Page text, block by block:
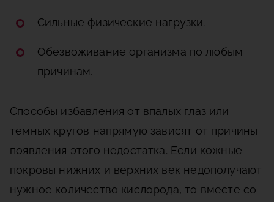
Сильные физические нагрузки.
Обезвоживание организма по любым
причинам.
Способы избавления от впалых глаз или
темных кругов напрямую зависят от причины
появления этого недостатка. Если кожные
покровы нижних и верхних век недополучают
нужное количество кислорода, то вместе со